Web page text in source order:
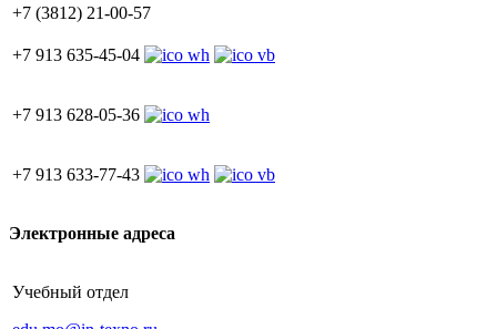
+7 (3812) 21-00-57
+7 913 635-45-04
+7 913 628-05-36
+7 913 633-77-43
Электронные адреса
Учебный отдел